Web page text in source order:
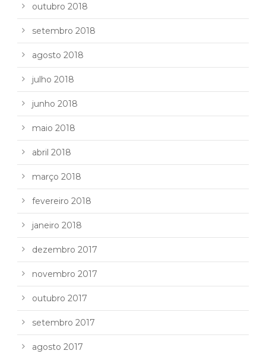
outubro 2018
setembro 2018
agosto 2018
julho 2018
junho 2018
maio 2018
abril 2018
março 2018
fevereiro 2018
janeiro 2018
dezembro 2017
novembro 2017
outubro 2017
setembro 2017
agosto 2017